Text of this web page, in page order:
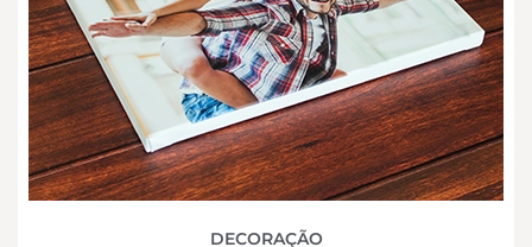
DECORAÇÃO